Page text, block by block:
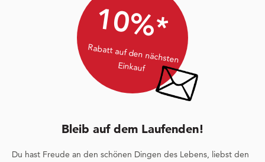
10%*
Rabatt auf den nächsten
Einkauf
Bleib auf dem Laufenden!
Du hast Freude an den schönen Dingen des Lebens, liebst den